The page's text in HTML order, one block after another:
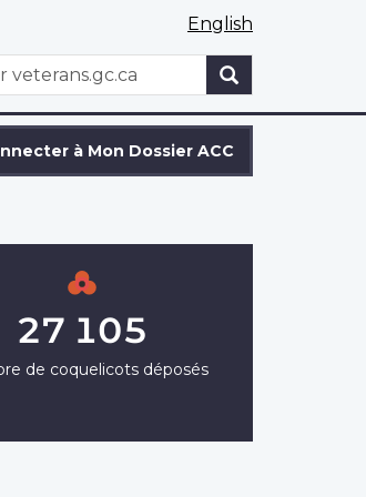
English
à Mon Dossier ACC
27 105
de coquelicots déposés